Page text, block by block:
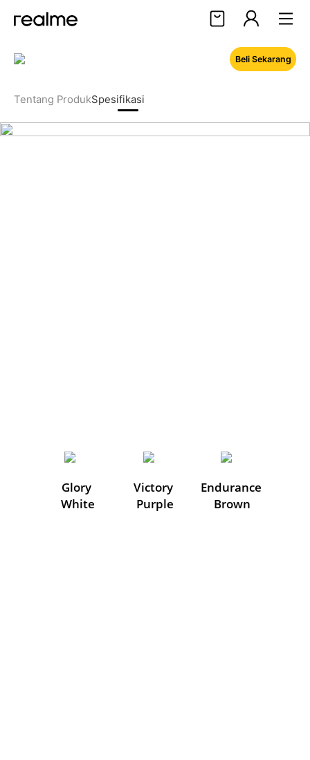
Spesifikasi realme C100
Tentang ProdukSpesifikasi
Beli Sekarang
Glory
White
Victory
Purple
Endurance
Brown